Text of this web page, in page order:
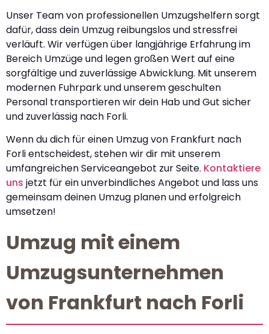
Unser Team von professionellen Umzugshelfern sorgt
dafür, dass dein Umzug reibungslos und stressfrei
verläuft. Wir verfügen über langjährige Erfahrung im
Bereich Umzüge und legen großen Wert auf eine
sorgfältige und zuverlässige Abwicklung. Mit unserem
modernen Fuhrpark und unserem geschulten
Personal transportieren wir dein Hab und Gut sicher
und zuverlässig nach Forli.
Wenn du dich für einen Umzug von Frankfurt nach
Forli entscheidest, stehen wir dir mit unserem
umfangreichen Serviceangebot zur Seite. Kontaktiere
uns jetzt für ein unverbindliches Angebot und lass uns
gemeinsam deinen Umzug planen und erfolgreich
umsetzen!
Umzug mit einem
Umzugsunternehmen
von Frankfurt nach Forli